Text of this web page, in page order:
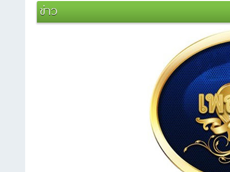
ข่าว